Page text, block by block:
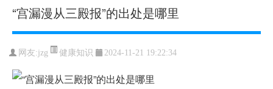
“宫漏漫从三殿报”的出处是哪里
网友:jzg 健康知识 2024-11-21 19:22:34